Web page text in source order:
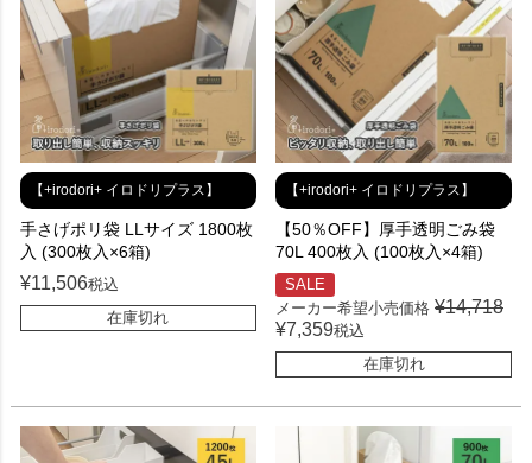
【+irodori+ イロドリプラス】
手さげポリ袋 LLサイズ 1800枚
入 (300枚入×6箱)
¥11,506税込
在庫切れ
【+irodori+ イロドリプラス】
【50％OFF】厚手透明ごみ袋
70L 400枚入 (100枚入×4箱)
SALE
メーカー希望小売価格 ¥14,718
¥7,359税込
在庫切れ